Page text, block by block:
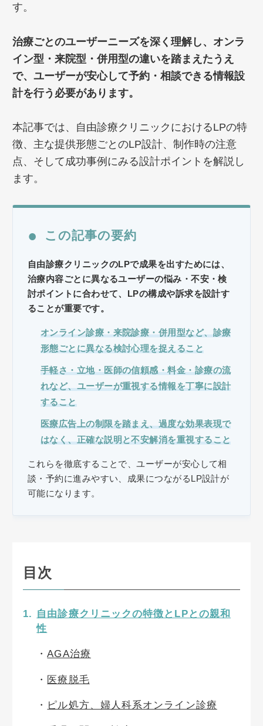
す。
治療ごとのユーザーニーズを深く理解し、オンラ
イン型・来院型・併用型の違いを踏まえたうえ
で、ユーザーが安心して予約・相談できる情報設
計を行う必要があります。
本記事では、自由診療クリニックにおけるLPの特
徴、主な提供形態ごとのLP設計、制作時の注意
点、そして成功事例にみる設計ポイントを解説し
ます。
● この記事の要約
自由診療クリニックのLPで成果を出すためには、
治療内容ごとに異なるユーザーの悩み・不安・検
討ポイントに合わせて、LPの構成や訴求を設計す
ることが重要です。
オンライン診療・来院診療・併用型など、診療
形態ごとに異なる検討心理を捉えること
手軽さ・立地・医師の信頼感・料金・診療の流
れなど、ユーザーが重視する情報を丁寧に設計
すること
医療広告上の制限を踏まえ、過度な効果表現で
はなく、正確な説明と不安解消を重視すること
これらを徹底することで、ユーザーが安心して相
談・予約に進みやすい、成果につながるLP設計が
可能になります。
目次
自由診療クリニックの特徴とLPとの親和
性
AGA治療
医療脱毛
ピル処方、婦人科系オンライン診療